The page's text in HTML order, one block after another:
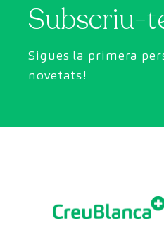
Subscriu-
Sigues la primera
novetats!